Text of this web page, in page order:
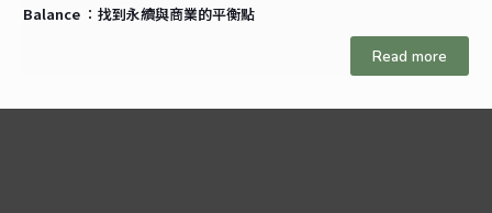
Balance ：找到永續與商業的平衡點
Read more